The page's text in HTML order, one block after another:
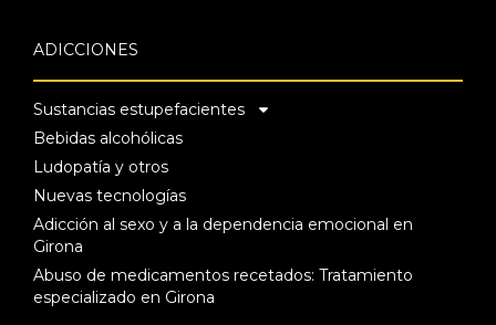
ADICCIONES
Sustancias estupefacientes
Bebidas alcohólicas
Ludopatía y otros
Nuevas tecnologías
Adicción al sexo y a la dependencia emocional en
Girona
Abuso de medicamentos recetados: Tratamiento
especializado en Girona